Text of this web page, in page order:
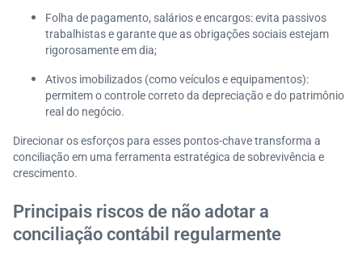
Folha de pagamento, salários e encargos: evita passivos
trabalhistas e garante que as obrigações sociais estejam
rigorosamente em dia;
Ativos imobilizados (como veículos e equipamentos):
permitem o controle correto da depreciação e do patrimônio
real do negócio.
Direcionar os esforços para esses pontos-chave transforma a
conciliação em uma ferramenta estratégica de sobrevivência e
crescimento.
Principais riscos de não adotar a
conciliação contábil regularmente